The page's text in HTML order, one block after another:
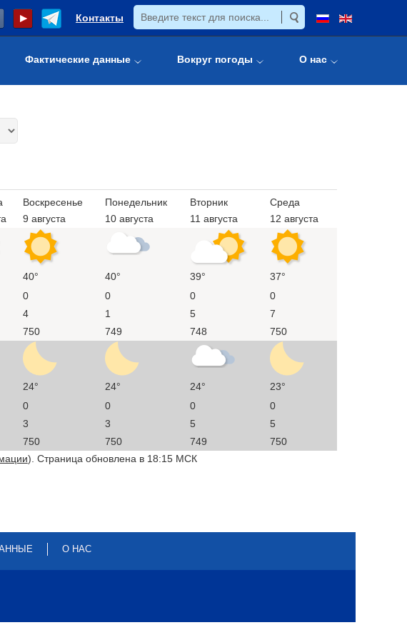
Контакты
Фактические данные Вокруг погоды О нас
Воскресенье
9 августа
Понедельник
10 августа
Вторник
11 августа
Среда
12 августа
40° 40° 39°
37°
0 0 0
0
4 1 5
7
750 749 748 750
24° 24° 24°
23°
0 0 0
0
3 3 5
5
750 750 749
750
). Страница обновлена в 18:15 МСК
О НАС